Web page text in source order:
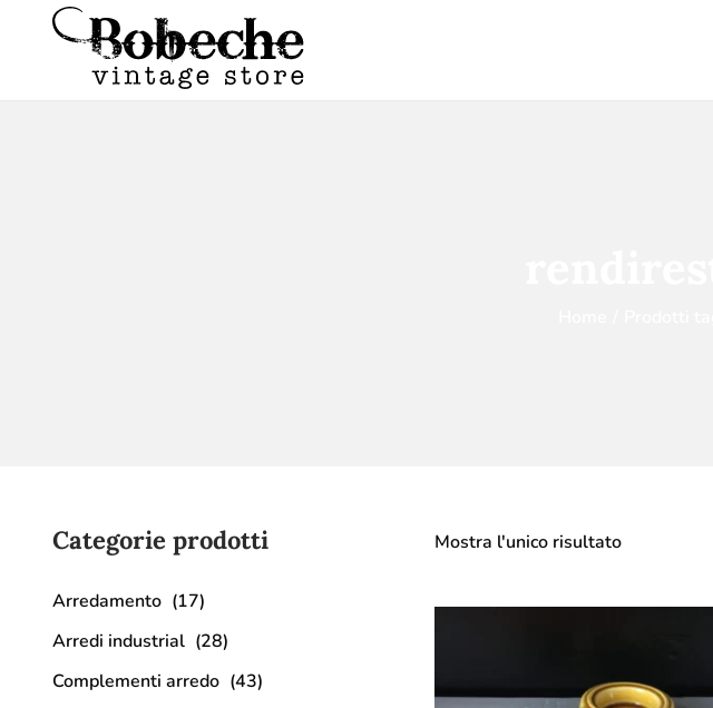
Mostra l'unico risultato
Categorie prodotti
Arredamento (17)
Arredi industrial (28)
Complementi arredo (43)